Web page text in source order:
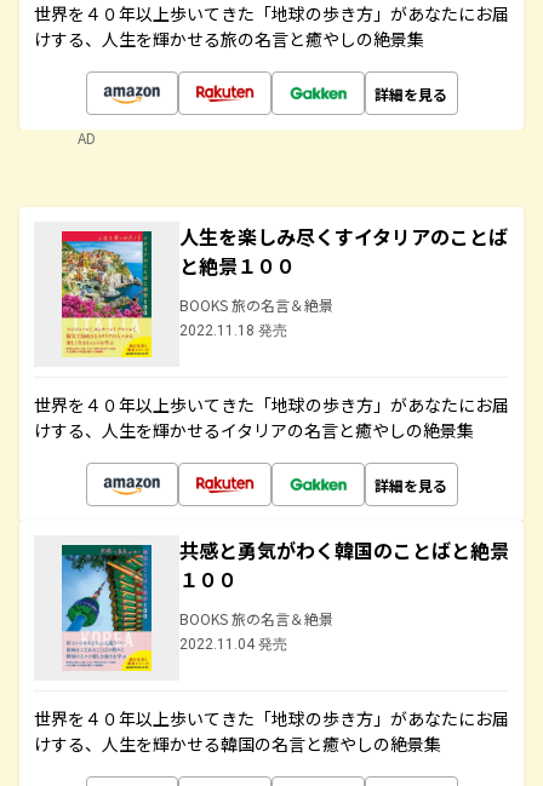
世界を４０年以上歩いてきた「地球の歩き方」があなたにお届
けする、人生を輝かせる旅の名言と癒やしの絶景集
詳細を見る
AD
人生を楽しみ尽くすイタリアのことば
と絶景１００
BOOKS 旅の名言＆絶景
2022.11.18 発売
世界を４０年以上歩いてきた「地球の歩き方」があなたにお届
けする、人生を輝かせるイタリアの名言と癒やしの絶景集
詳細を見る
共感と勇気がわく韓国のことばと絶景
１００
BOOKS 旅の名言＆絶景
2022.11.04 発売
世界を４０年以上歩いてきた「地球の歩き方」があなたにお届
けする、人生を輝かせる韓国の名言と癒やしの絶景集